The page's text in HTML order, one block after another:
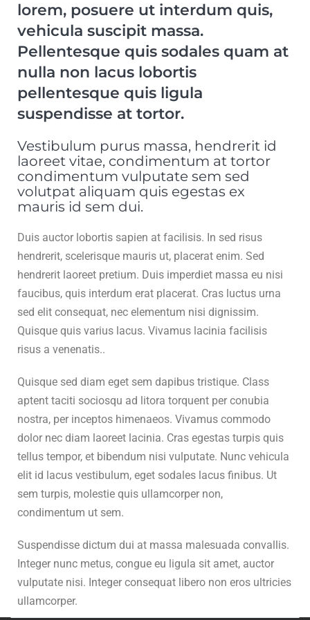
lorem, posuere ut interdum quis,
vehicula suscipit massa.
Pellentesque quis sodales quam at
nulla non lacus lobortis
pellentesque quis ligula
suspendisse at tortor.
Vestibulum purus massa, hendrerit id
laoreet vitae, condimentum at tortor
condimentum vulputate sem sed
volutpat aliquam quis egestas ex
mauris id sem dui.
Duis auctor lobortis sapien at facilisis. In sed risus
hendrerit, scelerisque mauris ut, placerat enim. Sed
hendrerit laoreet pretium. Duis imperdiet massa eu nisi
faucibus, quis interdum erat placerat. Cras luctus urna
sed elit consequat, nec elementum nisi dignissim.
Quisque quis varius lacus. Vivamus lacinia facilisis
risus a venenatis..
Quisque sed diam eget sem dapibus tristique. Class
aptent taciti sociosqu ad litora torquent per conubia
nostra, per inceptos himenaeos. Vivamus commodo
dolor nec diam laoreet lacinia. Cras egestas turpis quis
tellus tempor, et bibendum nisi vulputate. Nunc vehicula
elit id lacus vestibulum, eget sodales lacus finibus. Ut
sem turpis, molestie quis ullamcorper non,
condimentum ut sem.
Suspendisse dictum dui at massa malesuada convallis.
Integer nunc metus, congue eu ligula sit amet, auctor
vulputate nisi. Integer consequat libero non eros ultricies
ullamcorper.